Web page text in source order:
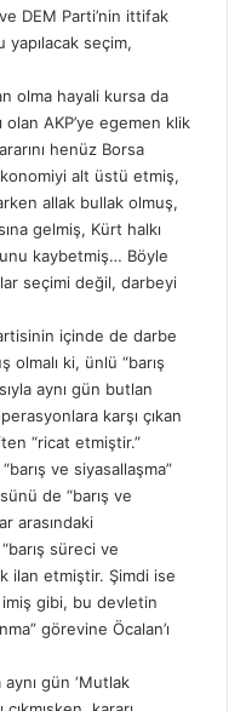
ve DEM Parti’nin ittifak
yapılacak seçim,
olma hayali kursa da
olan AKP’ye egemen klik
henüz Borsa
alt üstü etmiş,
allak bullak olmuş,
gelmiş, Kürt halkı
kaybetmiş… Böyle
seçimi değil, darbeyi
içinde de darbe
olmalı ki, ünlü “barış
aynı gün butlan
karşı çıkan
“ricat etmiştir.”
ve siyasallaşma”
de “barış ve
arasındaki
süreci ve
ilan etmiştir. Şimdi ise
gibi, bu devletin
görevine Öcalan’ı
gün ‘Mutlak